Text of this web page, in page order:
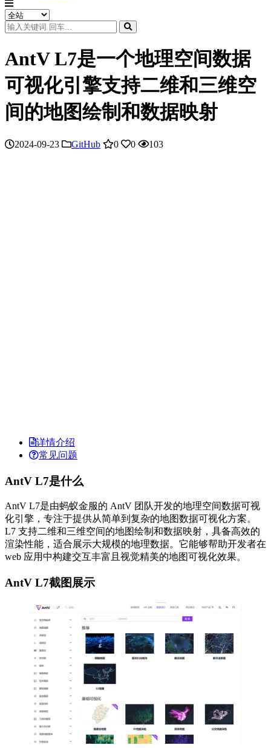
AntV L7是一个地理空间数据
可视化引擎支持二维和三维空
间的地图绘制和数据映射
2024-09-23 GitHub 0 0 103
详情介绍
常见问题
AntV L7是什么
AntV L7是由蚂蚁金服的 AntV 团队开发的地理空间数据可视
化引擎，专注于提供从简单到复杂的地图数据可视化方案。
L7 支持二维和三维空间的地图绘制和数据映射，具备高效的
渲染性能，适合展示大规模的地理数据。它能够帮助开发者在
web 应用中构建交互丰富且视觉精美的地图可视化效果。
AntV L7截图展示